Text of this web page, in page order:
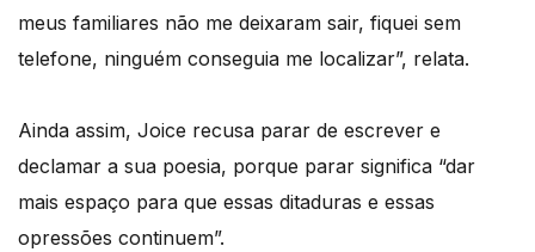
meus familiares não me deixaram sair, fiquei sem
telefone, ninguém conseguia me localizar”, relata.
Ainda assim, Joice recusa parar de escrever e
declamar a sua poesia, porque parar significa “dar
mais espaço para que essas ditaduras e essas
opressões continuem”.